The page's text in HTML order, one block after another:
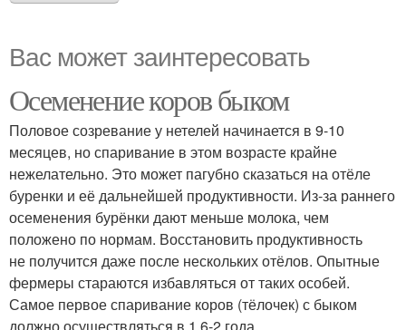
Вас может заинтересовать
Осеменение коров быком
Половое созревание у нетелей начинается в 9-10
месяцев, но спаривание в этом возрасте крайне
нежелательно. Это может пагубно сказаться на отёле
буренки и её дальнейшей продуктивности. Из-за раннего
осеменения бурёнки дают меньше молока, чем
положено по нормам. Восстановить продуктивность
не получится даже после нескольких отёлов. Опытные
фермеры стараются избавляться от таких особей.
Самое первое спаривание коров (тёлочек) с быком
должно осуществляться в 1,6-2 года.